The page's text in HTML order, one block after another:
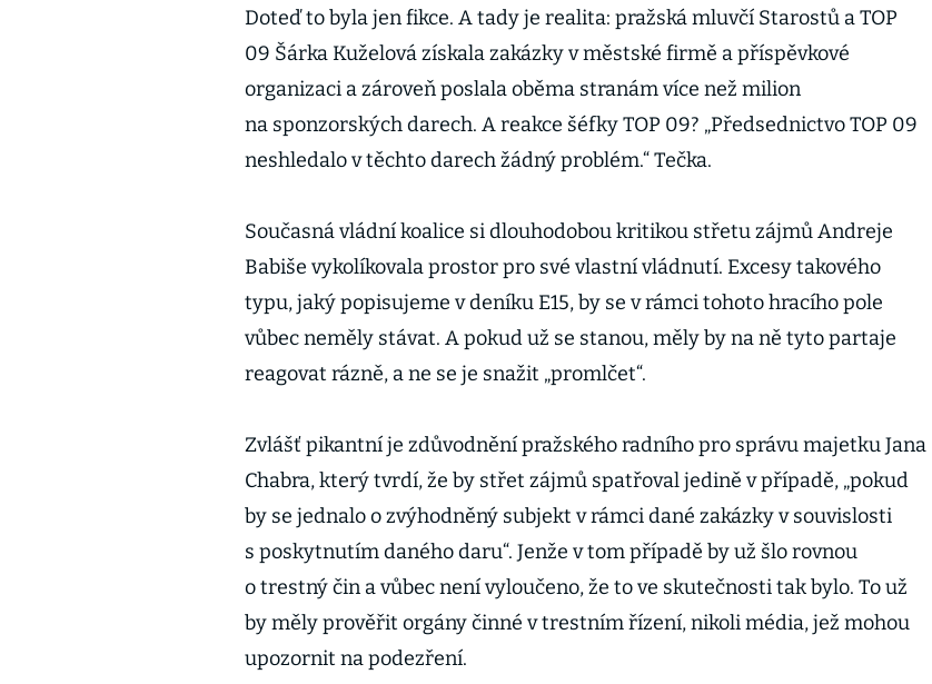
Doteď to byla jen fikce. A tady je realita: pražská mluvčí Starostů a TOP
09 Šárka Kuželová získala zakázky v městské firmě a příspěvkové
organizaci a zároveň poslala oběma stranám více než milion
na sponzorských darech. A reakce šéfky TOP 09? „Předsednictvo TOP 09
neshledalo v těchto darech žádný problém.“ Tečka.
Současná vládní koalice si dlouhodobou kritikou střetu zájmů Andreje
Babiše vykolíkovala prostor pro své vlastní vládnutí. Excesy takového
typu, jaký popisujeme v deníku E15, by se v rámci tohoto hracího pole
vůbec neměly stávat. A pokud už se stanou, měly by na ně tyto partaje
reagovat rázně, a ne se je snažit „promlčet“.
Zvlášť pikantní je zdůvodnění pražského radního pro správu majetku Jana
Chabra, který tvrdí, že by střet zájmů spatřoval jedině v případě, „pokud
by se jednalo o zvýhodněný subjekt v rámci dané zakázky v souvislosti
s poskytnutím daného daru“. Jenže v tom případě by už šlo rovnou
o trestný čin a vůbec není vyloučeno, že to ve skutečnosti tak bylo. To už
by měly prověřit orgány činné v trestním řízení, nikoli média, jež mohou
upozornit na podezření.